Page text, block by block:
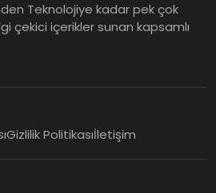
Teknolojiye kadar pek çok
çekici içerikler sunan kapsamlı
Gizlilik Politikasıİletişim